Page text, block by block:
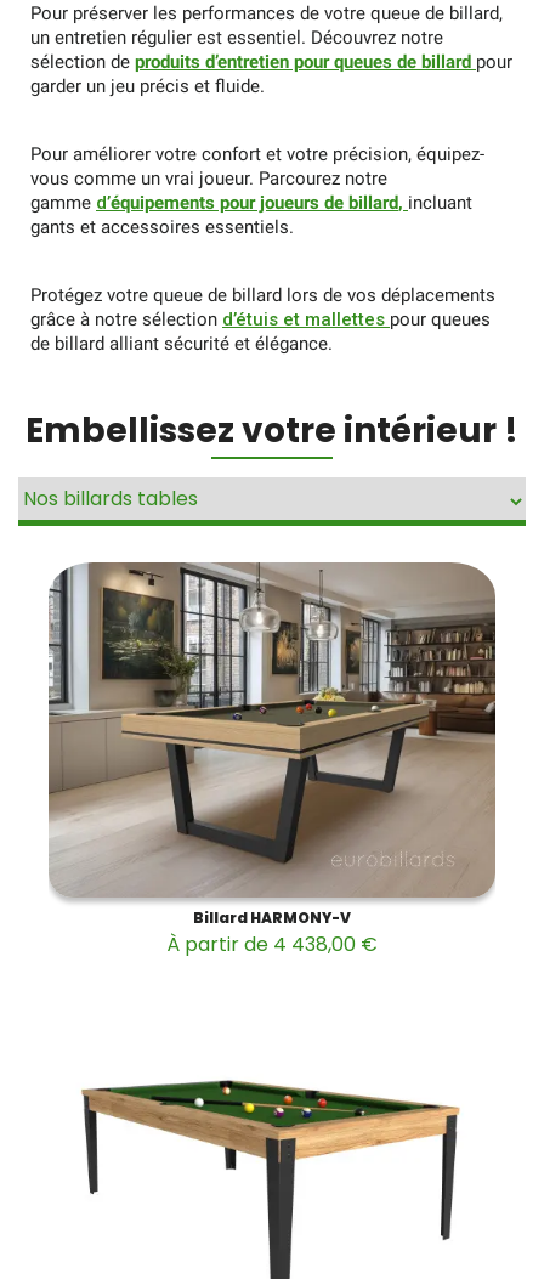
Pour préserver les performances de votre queue de billard,
un entretien régulier est essentiel. Découvrez notre
sélection de produits d’entretien pour queues de billard pour
garder un jeu précis et fluide.
Pour améliorer votre confort et votre précision, équipez-
vous comme un vrai joueur. Parcourez notre
gamme d’équipements pour joueurs de billard, incluant
gants et accessoires essentiels.
Protégez votre queue de billard lors de vos déplacements
grâce à notre sélection d’étuis et mallettes pour queues
de billard alliant sécurité et élégance.
Embellissez votre intérieur !
Billard HARMONY-V
À partir de 4 438,00 €